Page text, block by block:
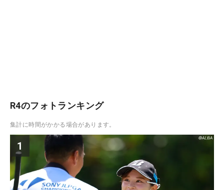
R4のフォトランキング
集計に時間がかかる場合があります。
1